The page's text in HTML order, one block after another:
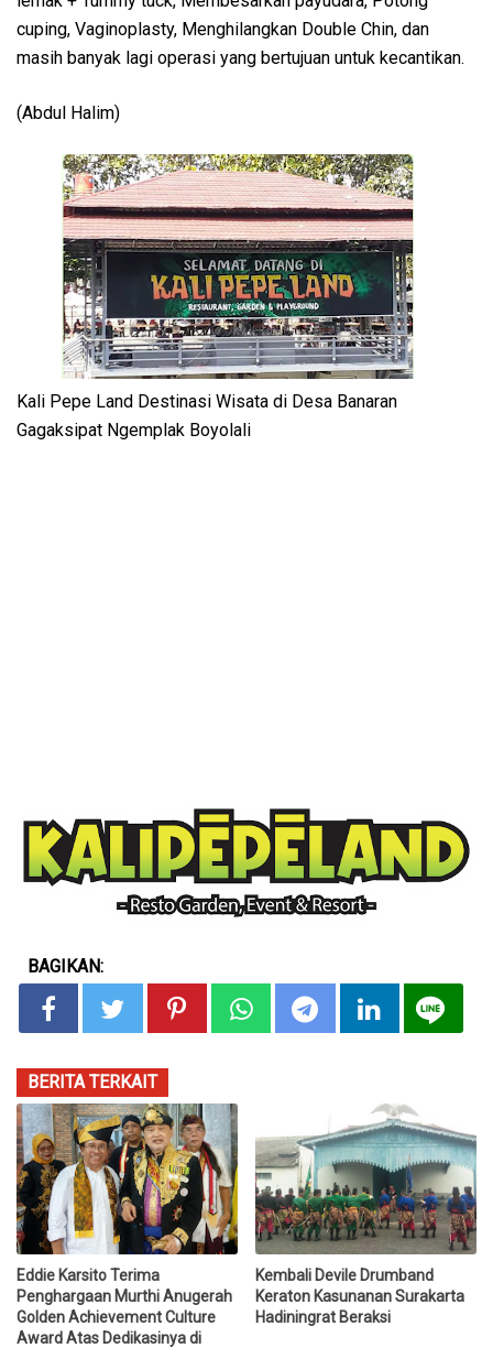
cuping, Vaginoplasty, Menghilangkan Double Chin, dan
masih banyak lagi operasi yang bertujuan untuk kecantikan.
(Abdul Halim)
Kali Pepe Land Destinasi Wisata di Desa Banaran
Gagaksipat Ngemplak Boyolali
BAGIKAN:
BERITA TERKAIT
Eddie Karsito Terima
Penghargaan Murthi Anugerah
Golden Achievement Culture
Award Atas Dedikasinya di
Kembali Devile Drumband
Keraton Kasunanan Surakarta
Hadiningrat Beraksi